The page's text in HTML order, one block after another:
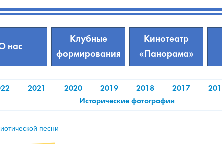
нас
Клубные
формирования
Кинотеатр
«Панорама»
2021 2020 2019 2018 2017
Исторические фотографии
песни